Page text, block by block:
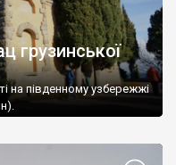
грузинської
на південному узбережжі